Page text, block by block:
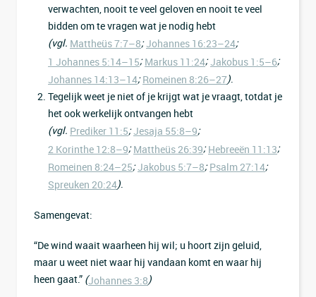
verwachten, nooit te veel geloven en nooit te veel
bidden om te vragen wat je nodig hebt
(vgl. Mattheüs 7:7–8;Johannes 16:23–24;
1 Johannes 5:14–15;Markus 11:24;Jakobus 1:5–6;
Johannes 14:13–14;Romeinen 8:26–27)
Tegelijk weet je niet of je krijgt wat je vraagt, totdat je
het ook werkelijk ontvangen hebt
(vgl. Prediker 11:5;Jesaja 55:8–9;
2 Korinthe 12:8–9;Mattheüs 26:39;Hebreeën 11:13;
Romeinen 8:24–25;Jakobus 5:7–8;Psalm 27:14;
Spreuken 20:24).
Samengevat:
“De wind waait waarheen hij wil; u hoort zijn geluid,
maar u weet niet waar hij vandaan komt en waar hij
heen gaat.” (Johannes 3:8)